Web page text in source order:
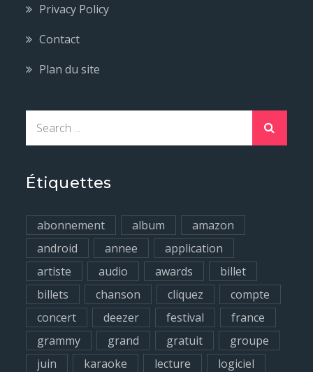
Privacy Policy
Contact
Plan du site
r
h
f
o
Étiquettes
abonnement album
amazon
android
annee
application
artiste
audio awards
billet
billets
chanson cliquez
compte
concert
deezer festival
france
grammy
grand gratuit
groupe
juin
karaoke lecture
logiciel